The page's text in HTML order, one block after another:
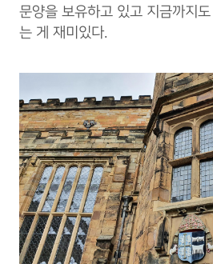
문양을 보유하고 있고 지금까지
는 게 재미있다.